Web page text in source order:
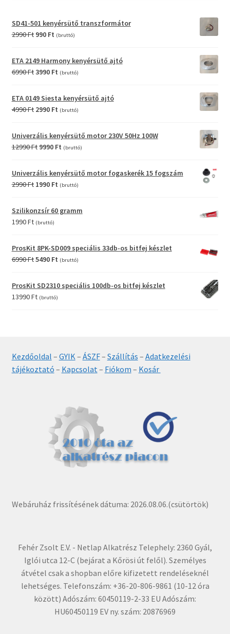
SD41-501 kenyérsütő transzformátor
2990Ft Original
was:
2990 Ft.
990 FtCurrent
990 Ft.
(bruttó)
ETA 2149 Harmony kenyérsütő ajtó
6990FtOriginal
was:
6990 Ft.
3990 FtCurrent
is:
3990 Ft.
(bruttó)
ETA 0149 Siesta kenyérsütő ajtó
4990Ft Original
was:
4990 Ft.
2990 FtCurrent
2990 Ft.
(bruttó)
Univerzális kenyérsütő motor 230V 50Hz 100W
12990Ft Original
was:
12990 Ft.
9990 FtCurrent
is:
9990 Ft.
(bruttó)
Univerzális kenyérsütő motor fogaskerék 15 fogszám
2990Ft Original
was:
1990 FtCurrent
is:
1990 Ft.
(bruttó)
Szilikonzsír 60 gramm
1990Ft (bruttó)
ProsKit 8PK-SD009 speciális 33db-os bitfej készlet
6990FtOriginal
was:
6990 Ft.
5490 FtCurrent
is:
5490 Ft.
(bruttó)
ProsKit SD2310 speciális 100db-os bitfej készlet
13990Ft (bruttó)
Kezdőoldal – GYIK – ÁSZF– Szállítás – Adatkezelési
tájékoztató – Kapcsolat – Fiókom – Kosár
Webáruház frissítésének dátuma: 2026.08.06.(csütörtök)
Fehér Zsolt E.V. - Netlap Alkatrész Telephely: 2360 Gyál,
Iglói utca 12-C (bejárat a Kőrösi út felől). Személyes
átvétel csak a shopban előre kifizetett rendeléseknél
lehetséges. Telefonszám: +36-20-806-9861 (10-12 óra
között) Adószám: 60450119-2-33 EU Adószám:
HU60450119 EV ny. szám: 20876969